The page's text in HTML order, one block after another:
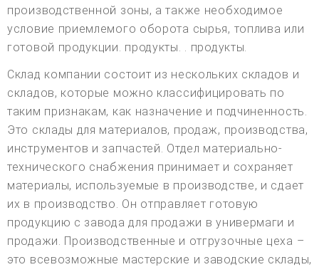
производственной зоны, а также необходимое
условие приемлемого оборота сырья, топлива или
готовой продукции. продукты. . продукты.
Склад компании состоит из нескольких складов и
складов, которые можно классифицировать по
таким признакам, как назначение и подчиненность.
Это склады для материалов, продаж, производства,
инструментов и запчастей. Отдел материально-
технического снабжения принимает и сохраняет
материалы, используемые в производстве, и сдает
их в производство. Он отправляет готовую
продукцию с завода для продажи в универмаги и
продажи. Производственные и отгрузочные цеха –
это всевозможные мастерские и заводские склады,